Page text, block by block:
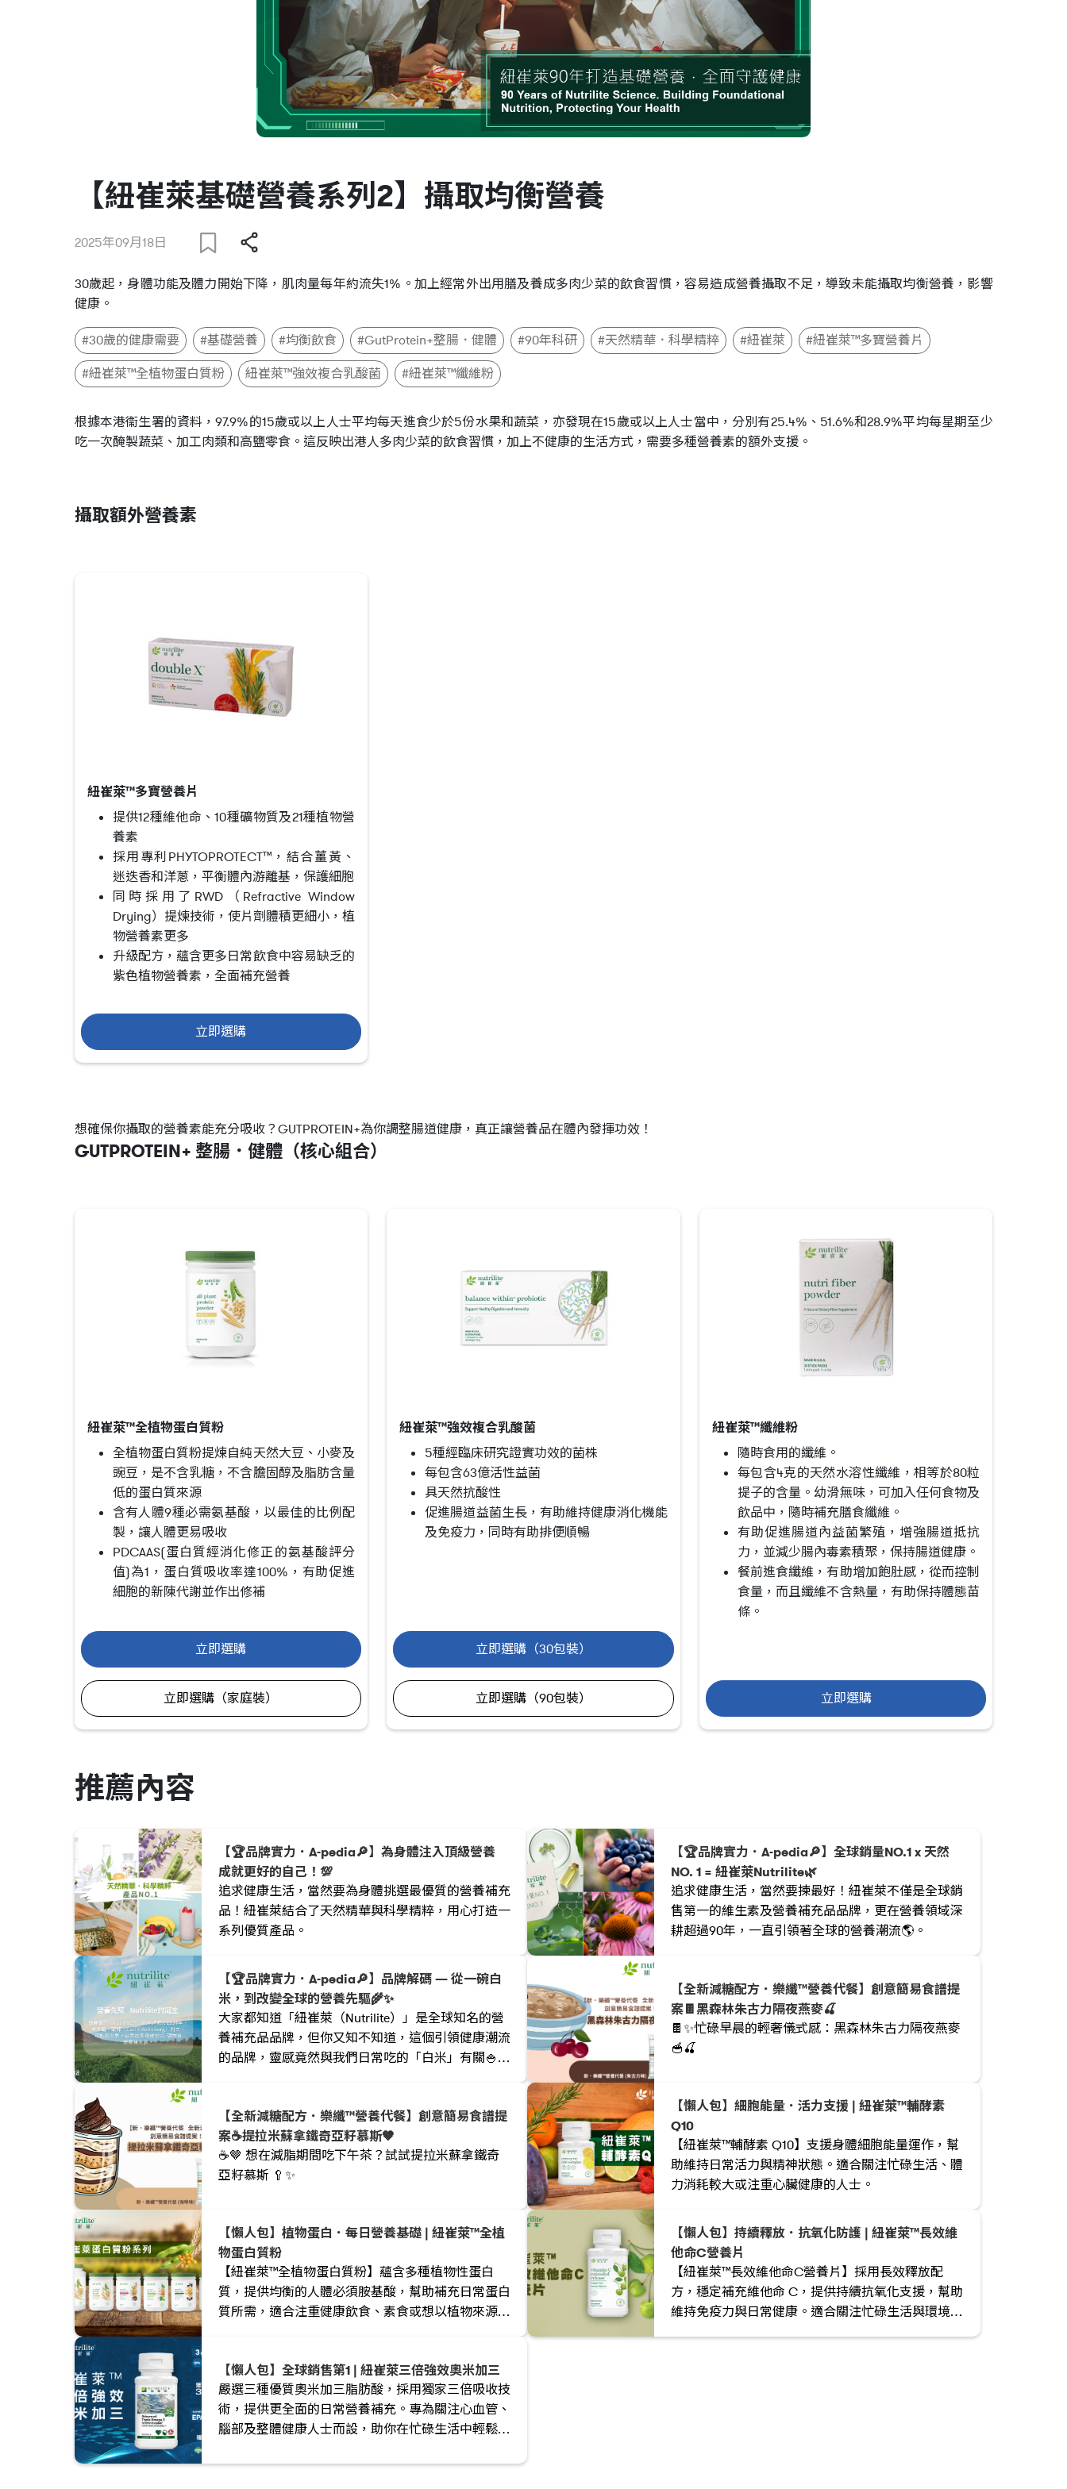
【紐崔萊基礎營養系列2】攝取均衡營養
2025年09月18日
30歲起，身體功能及體力開始下降，肌肉量每年約流失1%。加上經常外出用膳及養成多肉少菜的飲食習慣，容易造成營養攝取不足，導致未能攝取均衡營養，影響
健康。
#30歲的健康需要 #基礎營養 #均衡飲食 #GutProtein+整腸．健體 #90年科研 #天然精華．科學精粹 #紐崔萊
#紐崔萊™多寶營養片
#紐崔萊™全植物蛋白質粉
紐崔萊™強效複合乳酸菌 #紐崔萊™纖維粉
根據本港衞生署的資料，97.9%的15歲或以上人士平均每天進食少於5份水果和蔬菜，亦發現在15歲或以上人士當中，分別有25.4%、51.6%和28.9%平均每星期至少
吃一次醃製蔬菜、加工肉類和高鹽零食。這反映出港人多肉少菜的飲食習慣，加上不健康的生活方式，需要多種營養素的額外支援。
攝取額外營養素
紐崔萊™多寶營養片
提供12種維他命、10種礦物質及21種植物營
養素
採用專利PHYTOPROTECT™，結合薑黃、
迷迭香和洋蔥，平衡體內游離基，保護細胞
同時採用了RWD（Refractive Window
Drying）提煉技術，使片劑體積更細小，植
物營養素更多
升級配方，蘊含更多日常飲食中容易缺乏的
紫色植物營養素，全面補充營養
立即選購
想確保你攝取的營養素能充分吸收？GUTPROTEIN+為你調整腸道健康，真正讓營養品在體內發揮功效！
GUTPROTEIN+ 整腸．健體（核心組合）
紐崔萊™全植物蛋白質粉
全植物蛋白質粉提煉自純天然大豆、小麥及
豌豆，是不含乳糖，不含膽固醇及脂肪含量
低的蛋白質來源
含有人體9種必需氨基酸，以最佳的比例配
製，讓人體更易吸收
PDCAAS(蛋白質經消化修正的氨基酸評分
值)為1，蛋白質吸收率達100%，有助促進
細胞的新陳代謝並作出修補
立即選購
立即選購（家庭裝）
紐崔萊™強效複合乳酸菌
5種經臨床研究證實功效的菌株
每包含63億活性益菌
具天然抗酸性
促進腸道益菌生長，有助維持健康消化機能
及免疫力，同時有助排便順暢
立即選購（30包裝）
立即選購（90包裝）
紐崔萊™纖維粉
隨時食用的纖維。
每包含4克的天然水溶性纖維，相等於80粒
提子的含量。幼滑無味，可加入任何食物及
飲品中，隨時補充膳食纖維。
有助促進腸道內益菌繁殖，增強腸道抵抗
力，並減少腸內毒素積聚，保持腸道健康。
餐前進食纖維，有助增加飽肚感，從而控制
食量，而且纖維不含熱量，有助保持體態苗
條。
立即選購
推薦內容
【🏆品牌實力．A-pedia🔎】為身體注入頂級營養
成就更好的自己！💯
追求健康生活，當然要為身體挑選最優質的營養補充
品！紐崔萊結合了天然精華與科學精粹，用心打造一
系列優質產品。
【🏆品牌實力．A-pedia🔎】全球銷量NO.1 x 天然
NO. 1 = 紐崔萊Nutrilite🌿
追求健康生活，當然要揀最好！紐崔萊不僅是全球銷
售第一的維生素及營養補充品品牌，更在營養領域深
耕超過90年，一直引領著全球的營養潮流🌎。
【🏆品牌實力．A-pedia🔎】品牌解碼 — 從一碗白
米，到改變全球的營養先驅🌾✨
大家都知道「紐崔萊（Nutrilite）」是全球知名的營
養補充品品牌，但你又知不知道，這個引領健康潮流
的品牌，靈感竟然與我們日常吃的「白米」有關🍚？
【全新減糖配方．樂纖™營養代餐】創意簡易食譜提
案🍫黑森林朱古力隔夜燕麥🍒
🍫✨忙碌早晨的輕奢儀式感：黑森林朱古力隔夜燕麥
🥣🍒
【全新減糖配方．樂纖™營養代餐】創意簡易食譜提
案☕️提拉米蘇拿鐵奇亞籽慕斯🤎
☕️🤎 想在減脂期間吃下午茶？試試提拉米蘇拿鐵奇
亞籽慕斯 🥄✨
【懶人包】細胞能量．活力支援 | 紐崔萊™輔酵素
Q10
【紐崔萊™輔酵素 Q10】支援身體細胞能量運作，幫
助維持日常活力與精神狀態。適合關注忙碌生活、體
力消耗較大或注重心臟健康的人士。
【懶人包】植物蛋白．每日營養基礎 | 紐崔萊™全植
物蛋白質粉
【紐崔萊™全植物蛋白質粉】蘊含多種植物性蛋白
質，提供均衡的人體必須胺基酸，幫助補充日常蛋白
質所需，適合注重健康飲食、素食或想以植物來源補
【懶人包】持續釋放．抗氧化防護 | 紐崔萊™長效維
他命C營養片
【紐崔萊™長效維他命C營養片】採用長效釋放配
方，穩定補充維他命 C，提供持續抗氧化支援，幫助
維持免疫力與日常健康。適合關注忙碌生活與環境壓
【懶人包】全球銷售第1 | 紐崔萊三倍強效奧米加三
嚴選三種優質奧米加三脂肪酸，採用獨家三倍吸收技
術，提供更全面的日常營養補充。專為關注心血管、
腦部及整體健康人士而設，助你在忙碌生活中輕鬆補